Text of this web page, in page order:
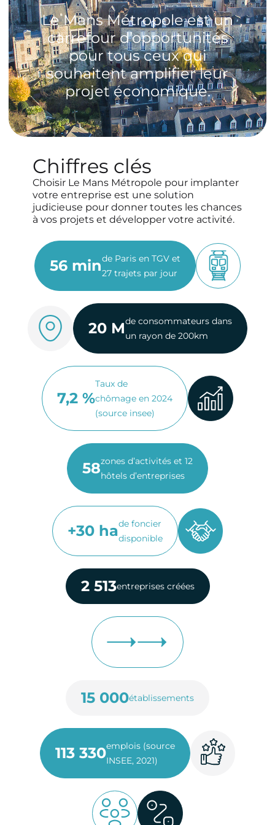
Le Mans Métropole est un
carrefour d’opportunités
pour tous ceux qui
souhaitent amplifier leur
projet économique.
Chiffres clés
Choisir Le Mans Métropole pour implanter
votre entreprise est une solution
judicieuse pour donner toutes les chances
à vos projets et développer votre activité.
56 minde Paris en TGV et
27 trajets par jour
20 Mde consommateurs dans
un rayon de 200km
7,2 %
Taux de
chômage en 2024
(source insee)
58zones d’activités et 12
hôtels d’entreprises
+30 hade foncier
disponible
2 513entreprises créées
15 000établissements
113 330emplois (source
INSEE, 2021)